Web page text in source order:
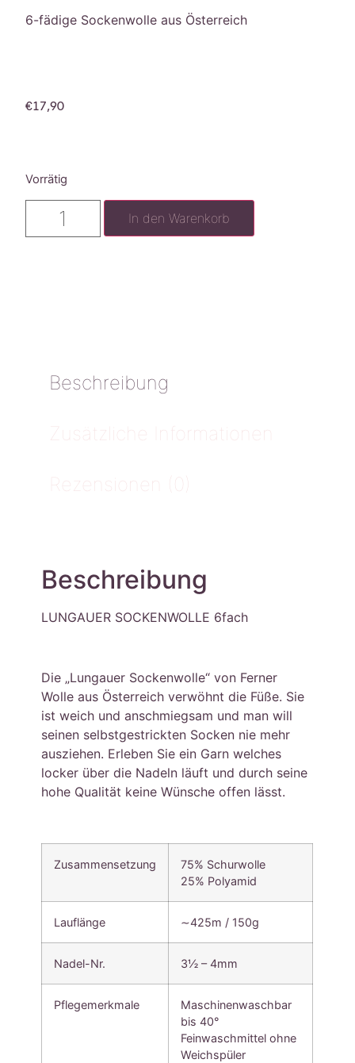
6-fädige Sockenwolle aus Österreich
€17,90
Vorrätig
In den Warenkorb
Beschreibung
Zusätzliche Informationen
Rezensionen (0)
Beschreibung
LUNGAUER SOCKENWOLLE 6fach
Die „Lungauer Sockenwolle“ von Ferner
Wolle aus Österreich verwöhnt die Füße. Sie
ist weich und anschmiegsam und man will
seinen selbstgestrickten Socken nie mehr
ausziehen. Erleben Sie ein Garn welches
locker über die Nadeln läuft und durch seine
hohe Qualität keine Wünsche offen lässt.
Zusammensetzung
75% Schurwolle
25% Polyamid
Lauflänge ∼425m / 150g
Nadel-Nr. 3½ – 4mm
Pflegemerkmale
Maschinenwaschbar
bis 40°
Feinwaschmittel ohne
Weichspüler